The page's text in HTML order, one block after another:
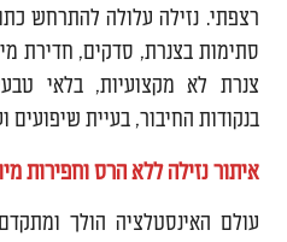
רצפתי. נזילה עלולה להתרחש
סתימות בצנרת, סדקים, חדירת מי
צנרת לא מקצועיות, בלאי
בנקודות החיבור, בעיית שיפועים
איתור נזילה ללא הרס וחפירות
עולם האינסטלציה הולך